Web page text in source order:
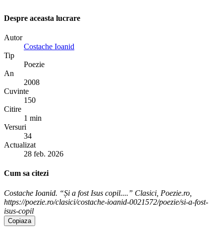
Despre aceasta lucrare
Autor
Costache Ioanid
Tip
Poezie
An
2008
Cuvinte
150
Citire
1 min
Versuri
34
Actualizat
28 feb. 2026
Cum sa citezi
Costache Ioanid. “Și a fost Isus copil....” Clasici, Poezie.ro,
https://poezie.ro/clasici/costache-ioanid-0021572/poezie/si-a-fost-
isus-copil
Copiaza